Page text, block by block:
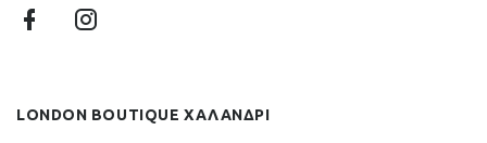
LONDON BOUTIQUE ΧΑΛΑΝΔΡΙ